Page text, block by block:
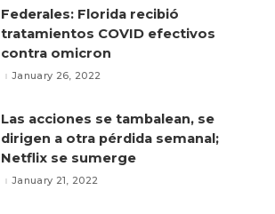
Federales: Florida recibió
tratamientos COVID efectivos
contra omicron
January 26, 2022
Las acciones se tambalean, se
dirigen a otra pérdida semanal;
Netflix se sumerge
January 21, 2022